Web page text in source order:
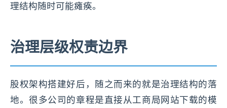
理结构随时可能瘫痪。
治理层级权责边界
股权架构搭建好后，随之而来的就是治理结构的落
地。很多公司的章程是直接从工商局网站下载的模